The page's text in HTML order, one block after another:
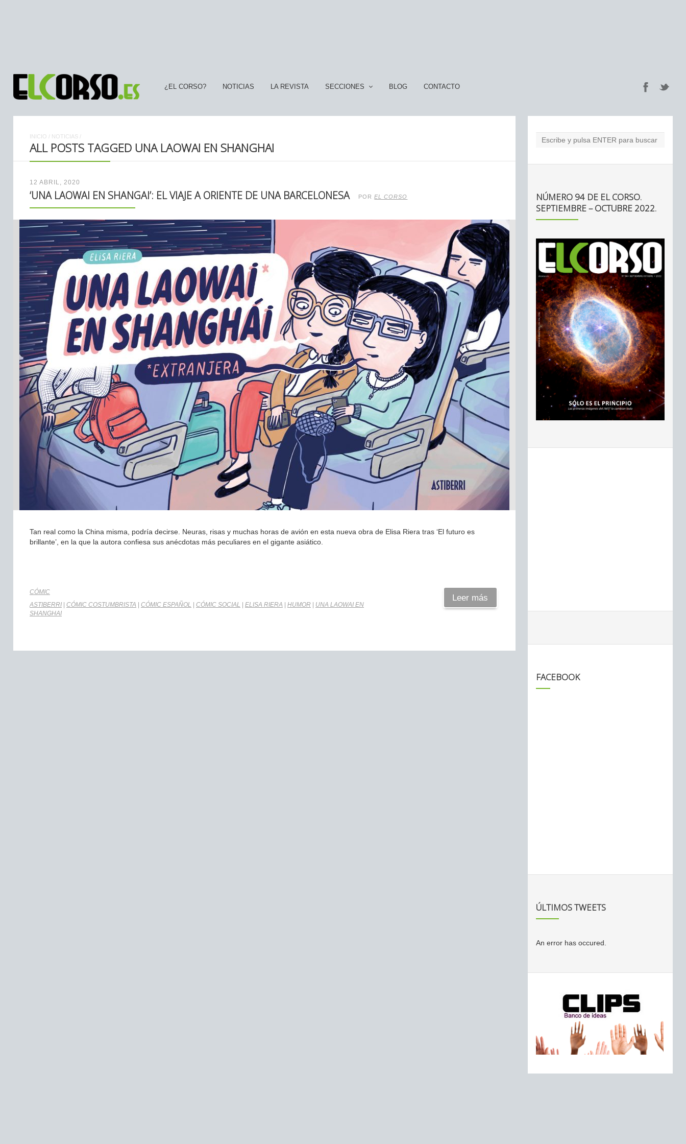
¿EL CORSO? NOTICIAS LA REVISTA SECCIONES BLOG CONTACTO
INICIO / NOTICIAS /
ALL POSTS TAGGED UNA LAOWAI EN SHANGHAI
12 ABRIL, 2020
‘UNA LAOWAI EN SHANGAI’: EL VIAJE A ORIENTE DE UNA BARCELONESA POREL CORSO
Tan real como la China misma, podría decirse. Neuras, risas y muchas horas de avión en esta nueva obra de Elisa Riera tras ‘El futuro es
brillante’, en la que la autora confiesa sus anécdotas más peculiares en el gigante asiático.
CÓMIC
ASTIBERRI
CÓMIC COSTUMBRISTA CÓMIC ESPAÑOL CÓMIC SOCIAL ELISA RIERA HUMOR
UNA LAOWAI EN
SHANGHAI
Leer más
NÚMERO 94 DE EL CORSO.
SEPTIEMBRE – OCTUBRE 2022.
FACEBOOK
ÚLTIMOS TWEETS
An error has occured.